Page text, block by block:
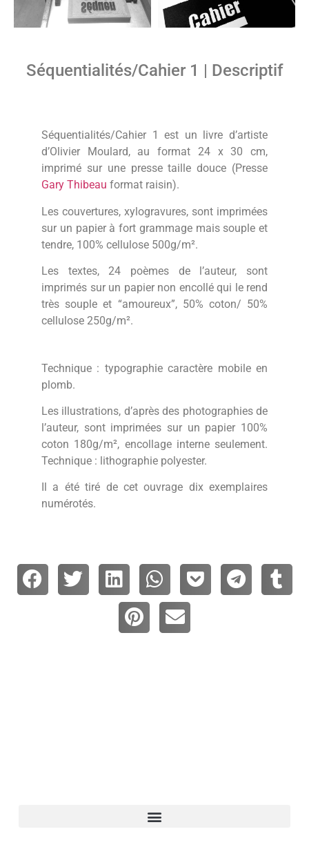
Séquentialités/Cahier 1 | Descriptif
Séquentialités/Cahier 1 est un livre d’artiste
d’Olivier Moulard, au format 24 x 30 cm,
imprimé sur une presse taille douce (Presse
Gary Thibeau format raisin).
Les couvertures, xylogravures, sont imprimées
sur un papier à fort grammage mais souple et
tendre, 100% cellulose 500g/m².
Les textes, 24 poèmes de l’auteur, sont
imprimés sur un papier non encollé qui le rend
très souple et “amoureux”, 50% coton/ 50%
cellulose 250g/m².
Technique : typographie caractère mobile en
plomb.
Les illustrations, d’après des photographies de
l’auteur, sont imprimées sur un papier 100%
coton 180g/m², encollage interne seulement.
Technique : lithographie polyester.
Il a été tiré de cet ouvrage dix exemplaires
numérotés.